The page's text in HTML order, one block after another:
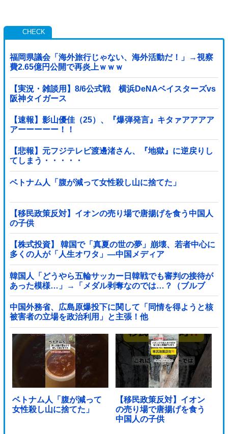
福岡県議会「海外旅行じゃない、海外活動だ！」→視察
費2.65億円公開で再炎上ｗｗｗ
【実況・雑談用】8/6公式戦 横浜DeNAベイスターズvs
阪神タイガース
【速報】影山優佳（25）、『爆弾発言』キタァアアアア
アーーーーー！！
【悲報】元フジテレビ渡邊渚さん、『地獄』に逆戻りし
てしまう・・・・・
ベトナム人「腹が減って女性殺し山に捨てた」
【移民政策反対】イオンの売り場で唐揚げを食う中国人
の子供
【株式投資】 韓国で「真夏の世の夢」崩壊、若者中心に
多くの人が「人生オワタ」―中国メディア
韓国人「どうやら五輪サッカー日韓戦でも審判の接待が
あった模様…」→「メダル剥奪なのでは…？（ブルブ
ル」＝韓国の反応
中国外務省、広島原爆投下に関して「同情を得ようと核
被害者の立場を政治利用」と主張！他
ベトナム人「腹が減って
女性殺し山に捨てた」
【移民政策反対】イオン
の売り場で唐揚げを食う
中国人の子供